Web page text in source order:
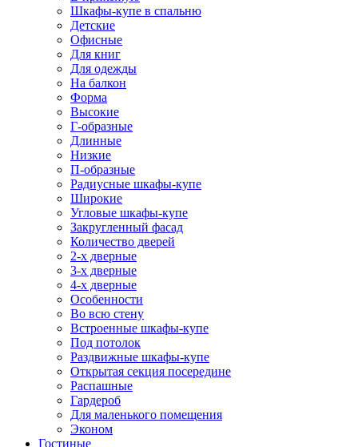
Шкафы-купе в спальню
Детские
Офисные
Для книг
Для одежды
На балкон
Форма
Высокие
Г-образные
Длинные
Низкие
П-образные
Радиусные шкафы-купе
Широкие
Угловые шкафы-купе
Закругленный фасад
Количество дверей
2-х дверные
3-х дверные
4-х дверные
Особенности
Во всю стену
Встроенные шкафы-купе
Под потолок
Раздвижные шкафы-купе
Открытая секция посередине
Распашные
Гардероб
Для маленького помещения
Эконом
Гостиные